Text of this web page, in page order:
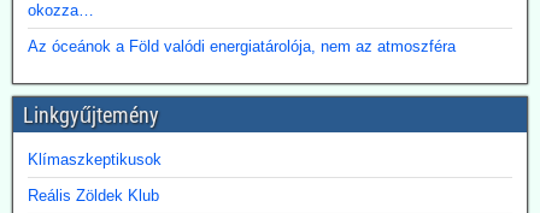
okozza…
Az óceánok a Föld valódi energiatárolója, nem az atmoszféra
Linkgyűjtemény
Klímaszkeptikusok
Reális Zöldek Klub